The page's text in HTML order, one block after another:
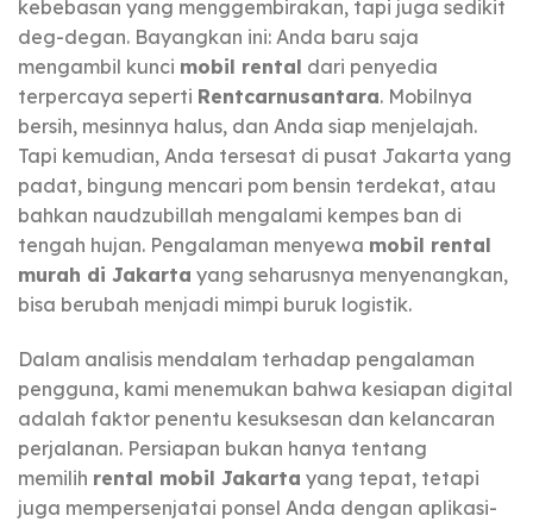
kebebasan yang menggembirakan, tapi juga sedikit
deg-degan. Bayangkan ini: Anda baru saja
mengambil kunci mobil rental dari penyedia
terpercaya seperti Rentcarnusantara. Mobilnya
bersih, mesinnya halus, dan Anda siap menjelajah.
Tapi kemudian, Anda tersesat di pusat Jakarta yang
padat, bingung mencari pom bensin terdekat, atau
bahkan naudzubillah mengalami kempes ban di
tengah hujan. Pengalaman menyewa mobil rental
murah di Jakarta yang seharusnya menyenangkan,
bisa berubah menjadi mimpi buruk logistik.
Dalam analisis mendalam terhadap pengalaman
pengguna, kami menemukan bahwa kesiapan digital
adalah faktor penentu kesuksesan dan kelancaran
perjalanan. Persiapan bukan hanya tentang
memilih rental mobil Jakarta yang tepat, tetapi
juga mempersenjatai ponsel Anda dengan aplikasi-